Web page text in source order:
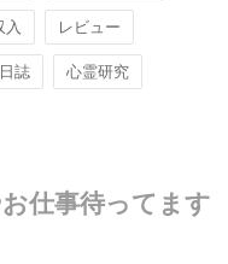
入 レビュー
誌 心霊研究
仕事待ってます